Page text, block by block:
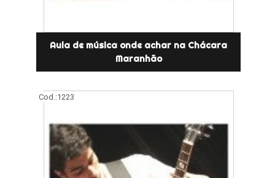
Aula de música onde achar na Chácara
Maranhão
Cod.:1223